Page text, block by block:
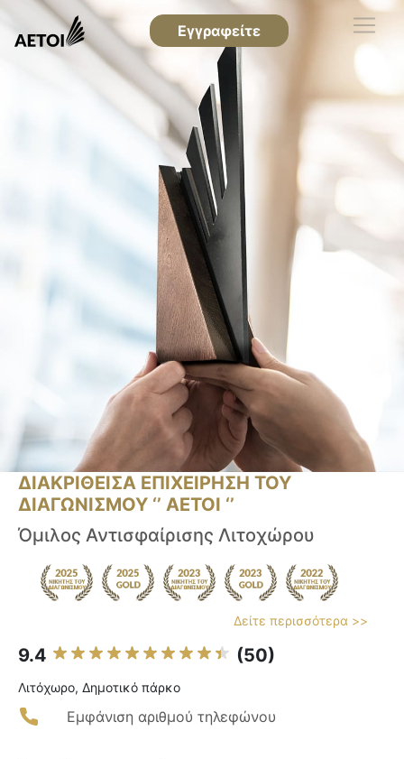
Εγγραφείτε
ΔΙΑΚΡΙΘΕΙΣΑ ΕΠΙΧΕΙΡΗΣΗ ΤΟΥ
ΔΙΑΓΩΝΙΣΜΟΥ ‘’ ΑΕΤΟΙ ‘’
Όμιλος Αντισφαίρισης Λιτοχώρου
Δείτε περισσότερα >>
9.4 (50)
Λιτόχωρο, Δημοτικό πάρκο
Εμφάνιση αριθμού τηλεφώνου